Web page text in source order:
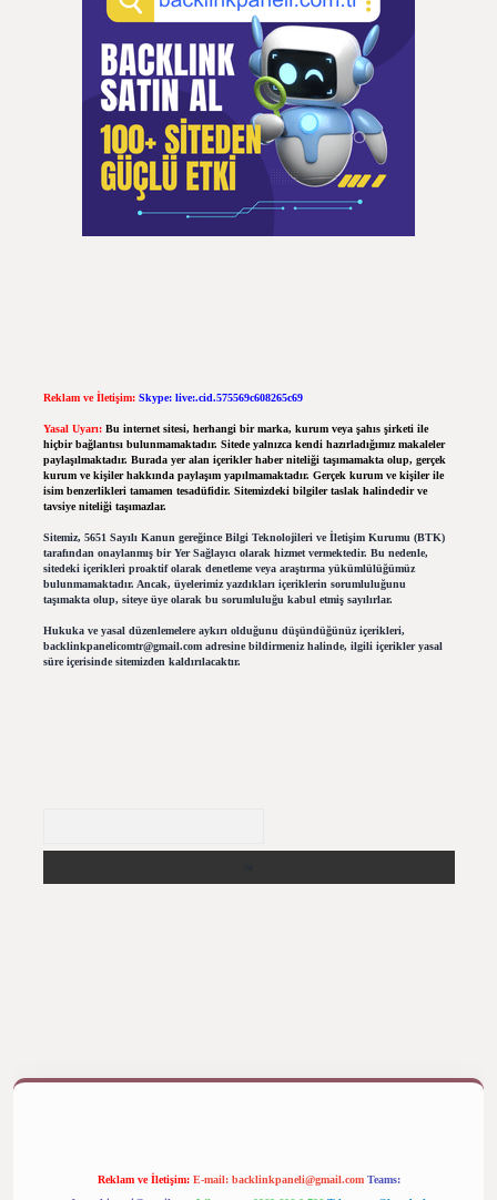
Reklam ve İletişim: Skype: live:.cid.575569c608265c69
Yasal Uyarı: Bu internet sitesi, herhangi bir marka, kurum veya şahıs şirketi ile
hiçbir bağlantısı bulunmamaktadır. Sitede yalnızca kendi hazırladığımız makaleler
paylaşılmaktadır. Burada yer alan içerikler haber niteliği taşımamakta olup, gerçek
kurum ve kişiler hakkında paylaşım yapılmamaktadır. Gerçek kurum ve kişiler ile
isim benzerlikleri tamamen tesadüfidir. Sitemizdeki bilgiler taslak halindedir ve
tavsiye niteliği taşımazlar.
Sitemiz, 5651 Sayılı Kanun gereğince Bilgi Teknolojileri ve İletişim Kurumu (BTK)
tarafından onaylanmış bir Yer Sağlayıcı olarak hizmet vermektedir. Bu nedenle,
sitedeki içerikleri proaktif olarak denetleme veya araştırma yükümlülüğümüz
bulunmamaktadır. Ancak, üyelerimiz yazdıkları içeriklerin sorumluluğunu
taşımakta olup, siteye üye olarak bu sorumluluğu kabul etmiş sayılırlar.
Hukuka ve yasal düzenlemelere aykırı olduğunu düşündüğünüz içerikleri,
backlinkpanelicomtr@gmail.comadresine bildirmeniz halinde, ilgili içerikler yasal
süre içerisinde sitemizden kaldırılacaktır.
Reklam ve İletişim: E-mail: backlinkpaneli@gmail.com Teams: